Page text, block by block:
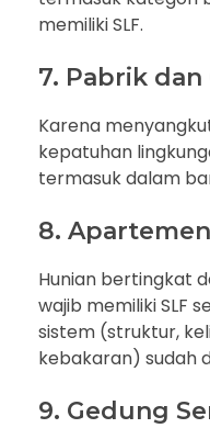
memiliki SLF.
7. Pabrik
Karena
kepatuhan
termasuk dalam
8.
Hunian bertingkat
wajib memiliki SLF
sistem (struktur,
kebakaran) sudah
9. Gedung